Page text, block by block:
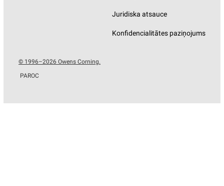
Juridiska atsauce
Konfidencialitātes paziņojums
© 1996–2026 Owens Corning.
PAROC